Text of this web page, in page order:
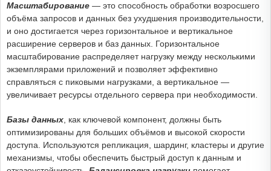
Масштабирование — это способность обработки возросшего
объёма запросов и данных без ухудшения производительности,
и оно достигается через горизонтальное и вертикальное
расширение серверов и баз данных. Горизонтальное
масштабирование распределяет нагрузку между несколькими
экземплярами приложений и позволяет эффективно
справляться с пиковыми нагрузками, а вертикальное —
увеличивает ресурсы отдельного сервера при необходимости.
Базы данных , как ключевой компонент, должны быть
оптимизированы для больших объёмов и высокой скорости
доступа. Используются репликация, шардинг, кластеры и другие
механизмы, чтобы обеспечить быстрый доступ к данным и